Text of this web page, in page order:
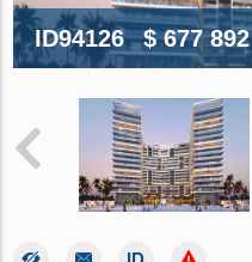
ID94126 $ 677 892